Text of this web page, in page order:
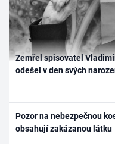
Zemřel spisovatel
odešel v den svých
Pozor na nebezpečnou
obsahují zakázanou látku